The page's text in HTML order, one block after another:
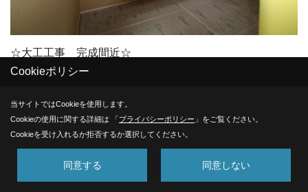
☆大工工事 完成間近☆
大工さんの工事も完成が近付いてきました♪
Ｙ様、お楽しみに(*^^)v
27. 2018年05月11日
Cookieポリシー
当サイトではCookieを使用します。
Cookieの使用に関する詳細は 「プライバシーポリシー 」をご覧ください。
Cookieを受け入れるか拒否するか選択してください。
同意する 同意しない